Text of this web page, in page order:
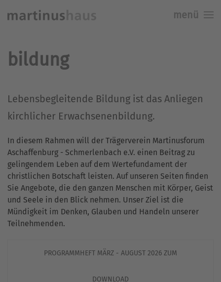
menü
bildung
Lebensbegleitende Bildung ist das Anliegen
kirchlicher Erwachsenenbildung.
In diesem Rahmen will der Trägerverein Martinusforum
Aschaffenburg - Schmerlenbach e.V. einen Beitrag zu
gelingendem Leben auf dem Wertefundament der
christlichen Botschaft leisten. Auf unseren Seiten finden
Sie Angebote, die den ganzen Menschen mit Körper, Geist
und Seele in den Blick nehmen. Unser Ziel ist die
Mündigkeit im Denken, Glauben und Handeln unserer
Teilnehmenden.
PROGRAMMHEFT MÄRZ - AUGUST 2026 ZUM
DOWNLOAD